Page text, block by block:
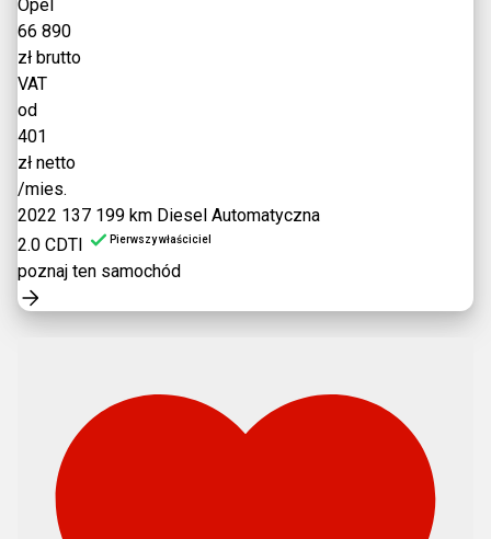
Opel
66 890
zł brutto
VAT
od
401
zł netto
/mies.
2022 137 199 km Diesel Automatyczna
2.0 CDTI
Pierwszy właściciel
poznaj ten samochód